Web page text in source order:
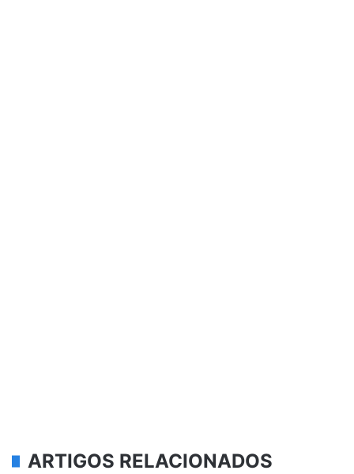
ARTIGOS RELACIONADOS